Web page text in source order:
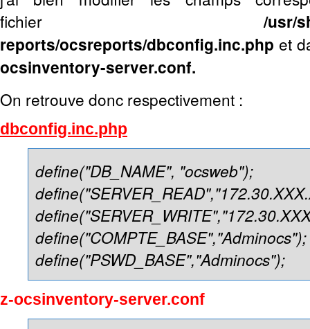
fichier /usr/
reports/ocsreports/dbconfig.inc.php et
ocsinventory-server.conf.
On retrouve donc respectivement :
dbconfig.inc.php
define("DB_NAME", "ocsweb");
define("COMPTE_BASE","Adminocs");
define("PSWD_BASE","Adminocs");
z-ocsinventory-server.conf